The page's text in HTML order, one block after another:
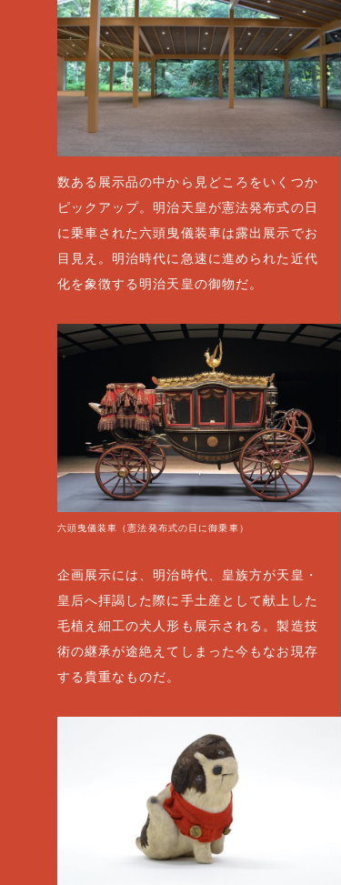
数ある展示品の中から見どころをいくつか
ピックアップ。明治天皇が憲法発布式の日
に乗車された六頭曳儀装車は露出展示でお
目見え。明治時代に急速に進められた近代
化を象徴する明治天皇の御物だ。
六頭曳儀装車（憲法発布式の日に御乗車）
企画展示には、明治時代、皇族方が天皇・
皇后へ拝謁した際に手土産として献上した
毛植え細工の犬人形も展示される。製造技
術の継承が途絶えてしまった今もなお現存
する貴重なものだ。